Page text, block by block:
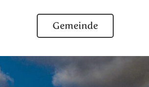
Gemeinde